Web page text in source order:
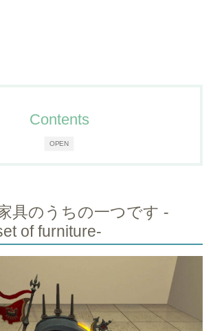
OPEN
Contents
具のうちの一つです -
of furniture-